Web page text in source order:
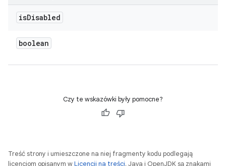
isDisabled
boolean
Czy te wskazówki były pomocne?
Treść strony i umieszczone na niej fragmenty kodu podlegają
licencjom opisanym wLicencji na treści. Java i OpenJDK są znakami